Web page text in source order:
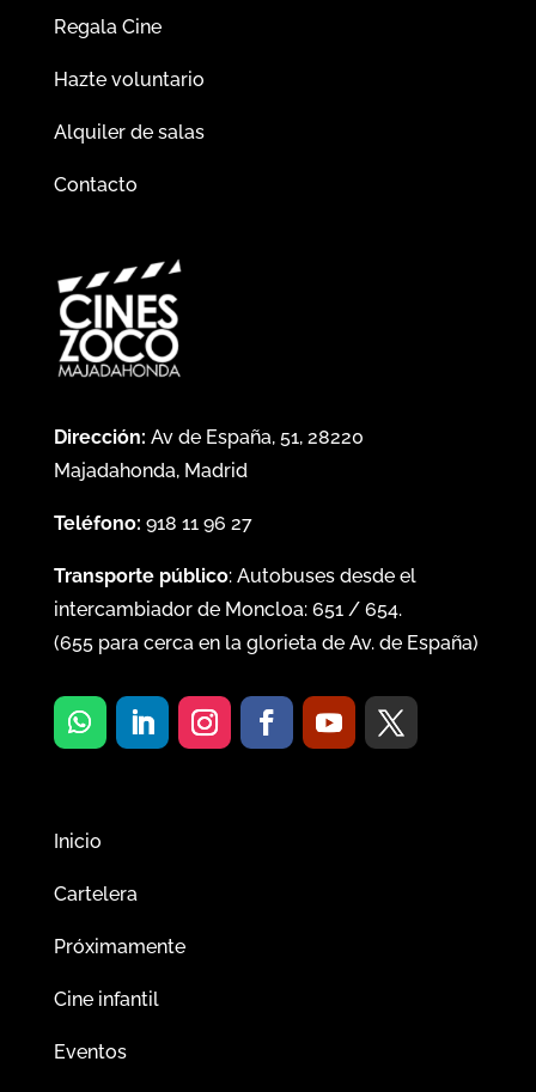
Regala Cine
Hazte voluntario
Alquiler de salas
Contacto
Dirección: Av de España, 51, 28220
Majadahonda, Madrid
Teléfono: 918 11 96 27
Transporte público: Autobuses desde el
intercambiador de Moncloa: 651/ 654.
(655para cerca en la glorieta de Av. de España)
Inicio
Cartelera
Próximamente
Cine infantil
Eventos